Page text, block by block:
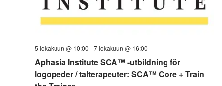
Aphasia Institute SCA™ -utbildning för
logopeder / talterapeuter: SCA™ Core + Train
5 lokakuun @ 10:00 -7 lokakuun @ 16:00